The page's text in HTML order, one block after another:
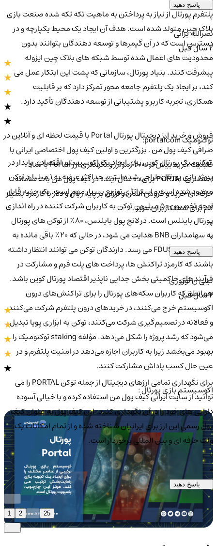
پلتفرم پورتال از نیاز به پرداختن به ماهیت تکه تکه شده صنعت بازی
بلاک چین متولد شده است. هدف آن ایجاد یک محیط یکپارچه و در
دسترس است که در آن گیمرها و توسعه دهندگان بتوانند بدون
محدودیت های اعمال شده توسط شبکه های بلاک چین ایزوله
پیشرفت کنند. بنیاد پورتال، سازمانی که پشت این ابتکار عمل می
کند، بر ایجاد یک پلتفرم جامعه محور تمرکز دارد که بر قابلیت
همکاری، تجربه کاربر و پشتیبانی از توسعه دهندگان تأکید دارد.
توکنومیک portalcoin:
توکنومیک پورتال کوین برای ایجاد یک اکوسیستم اقتصادی پایدار در
پروژه بازی پورتال طراحی شده است. حداکثر عرضه به 1 میلیارد توکن
محدود شده است و استراتژی توزیع بسیار مهم است. یک جنبه قابل
توجه تخصیص 50 میلیون توکن به کاربران شرکت کننده در راه اندازی
پورتال بایننس است. در لانچ پول بایننس، 80٪ از توکن های پورتال
به سهامداران BNB هدایت می شود، در حالی که 20٪ باقی مانده به
سهامداران FDUSD می رسد. دارندگان توکن می توانند انتظار داشته
باشند که کارمزد تراکنش ها، پرداخت های پلت فرم و مشارکت در
فرآیندهای حاکمیتی بخش جدایی ناپذیر اقتصاد پورتال کوین باشد.
همانطور که کاربران سکه‌های پورتال را برای تراکنش‌های درون
اکوسیستم خرج می‌کنند، در خریدهای درون پلتفرم شرکت می‌کنند
و فعالانه در تصمیم‌گیری شرکت می‌کنند، توکن به ابزاری پویا تبدیل
می‌شود که رشد پروژه را شکل می‌دهد. مؤلفه staking توکنومیک را
بهبود می‌بخشد زیرا به کاربران اجازه می‌دهد در امنیت پلتفرم و در
عین حال کسب پاداش مشارکت کنند.
اکوسیستم بازی پورتال :
پاسخ دهید
نصرالله براتی
فروش و خرید ارز دیجیتال پورتال Portal با قیمت لحظه ای و آنلاین در
صرافی کیف پول من , بزرگترین و اولین کیف پول اختصاصی ایرانی با
قابلیت خرید بیش از 2000 رمز ارز و نگهداری ارز Portal با نماد
اختصاری PORTAL برای ده سال آینده در کیف پول من بات سامانه
حرفه ای خرید و فروش آسان و ارزان بر پایه ریال و دلار با کارمزد بسیار
کم برای شما کاربران عزیز .
پاسخ دهید
لیلی ن نوروزی
برای نگهداری تمامی ارزهای دیجیتال از جمله توکن PORTAL را می
توانید از سایت ایرانی کیف پول من استفاده کرده و با خیالی آسوده
دارایی های خود را در آن نگهداری کنید. این کیف پول به عنوان کیف
پول رسمی این ارز برای ایرانیان شناخته شده و از تمام امکانات یک
ولت حرفه ای و بین المللی برخوردار است.
پاسخ دهید
... 25